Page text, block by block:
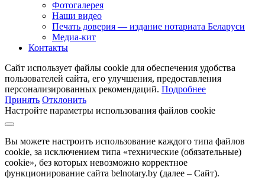
Фотогалерея
Наши видео
Печать доверия — издание нотариата Беларуси
Медиа-кит
Контакты
Сайт использует файлы cookie для обеспечения удобства
пользователей сайта, его улучшения, предоставления
персонализированных рекомендаций. Подробнее
Принять Отклонить
Настройте параметры использования файлов cookie
Вы можете настроить использование каждого типа файлов
cookie, за исключением типа «технические (обязательные)
cookie», без которых невозможно корректное
функционирование сайта belnotary.by (далее – Сайт).